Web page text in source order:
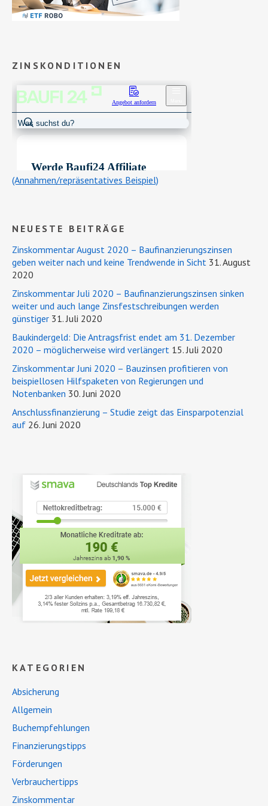
ZINSKONDITIONEN
(Annahmen/repräsentatives Beispiel)
NEUESTE BEITRÄGE
Zinskommentar August 2020 – Baufinanzierungszinsen
geben weiter nach und keine Trendwende in Sicht 31. August
2020
Zinskommentar Juli 2020 – Baufinanzierungszinsen sinken
weiter und auch lange Zinsfestschreibungen werden
günstiger 31. Juli 2020
Baukindergeld: Die Antragsfrist endet am 31. Dezember
2020 – möglicherweise wird verlängert 15. Juli 2020
Zinskommentar Juni 2020 – Bauzinsen profitieren von
beispiellosen Hilfspaketen von Regierungen und
Notenbanken 30. Juni 2020
Anschlussfinanzierung – Studie zeigt das Einsparpotenzial
auf 26. Juni 2020
KATEGORIEN
Absicherung
Allgemein
Buchempfehlungen
Finanzierungstipps
Förderungen
Verbrauchertipps
Zinskommentar